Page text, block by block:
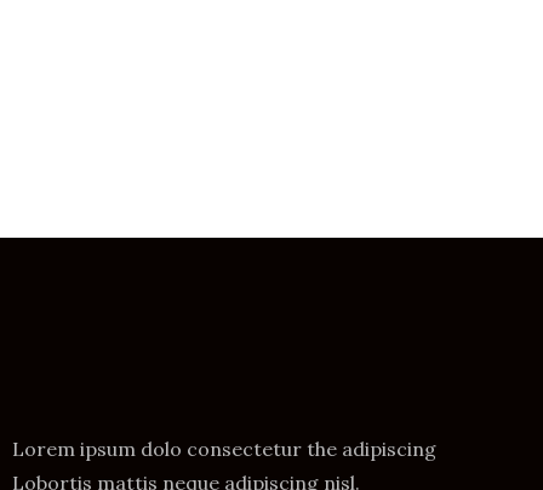
Lorem ipsum dolo consectetur the adipiscing
Lobortis mattis neque adipiscing nisl.